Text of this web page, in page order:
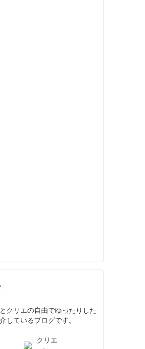
クリエの自由でゆったりした
しているブログです。
クリエ